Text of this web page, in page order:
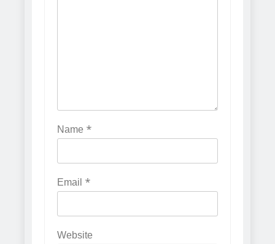
Name *
Email *
Website